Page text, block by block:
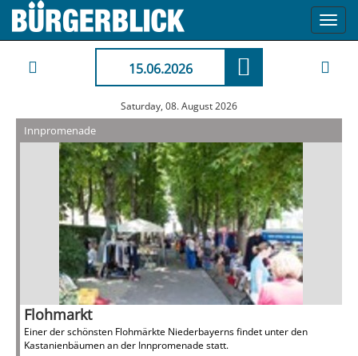
15.06.2026
Saturday, 08. August 2026
Innpromenade
Flohmarkt
Einer der schönsten Flohmärkte Niederbayerns findet unter den
Kastanienbäumen an der Innpromenade statt.